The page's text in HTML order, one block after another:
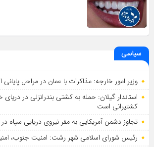
سیاسی
وزیر امور خارجه: مذاکرات با عمان در مراحل
استاندار گیلان: حمله به کشتی بندرانزلی در
کشتیرانی است
تجاوز دشمن آمریکایی به مقر نیروی دریایی سپاه در
رئیس شورای اسلامي شهر رشت: امنیت جنوب،